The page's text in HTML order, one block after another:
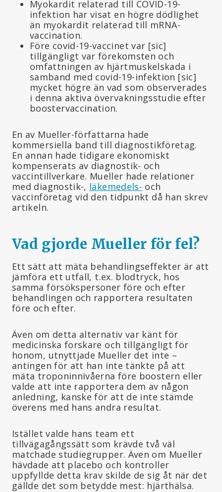
Myokardit relaterad till COVID-19-
infektion har visat en högre dödlighet
än myokardit relaterad till mRNA-
vaccination.
Före covid-19-vaccinet var [sic]
tillgängligt var förekomsten och
omfattningen av hjärtmuskelskada i
samband med covid-19-infektion [sic]
mycket högre än vad som observerades
i denna aktiva övervakningsstudie efter
boostervaccination.
En av Mueller-författarna hade
kommersiella band till diagnostikföretag.
En annan hade tidigare ekonomiskt
kompenserats av diagnostik- och
vaccintillverkare. Mueller hade relationer
med diagnostik-, läkemedels- och
vaccinföretag vid den tidpunkt då han skrev
artikeln.
Vad gjorde Mueller för fel?
Ett sätt att mäta behandlingseffekter är att
jämföra ett utfall, t.ex. blodtryck, hos
samma försökspersoner före och efter
behandlingen och rapportera resultaten
före och efter.
Även om detta alternativ var känt för
medicinska forskare och tillgängligt för
honom, utnyttjade Mueller det inte –
antingen för att han inte tänkte på att
mäta troponinnivåerna före boostern eller
valde att inte rapportera dem av någon
anledning, kanske för att de inte stämde
överens med hans andra resultat.
Istället valde hans team ett
tillvägagångssätt som krävde två väl
matchade studiegrupper. Även om Mueller
hävdade att placebo och kontroller
uppfyllde detta krav skilde de sig åt när det
gällde det som betydde mest: hjärthälsa.